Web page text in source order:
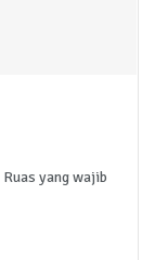
Ruas yang wajib